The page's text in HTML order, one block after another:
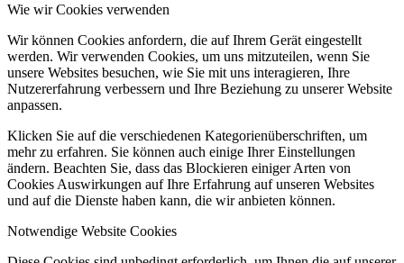
Wie wir Cookies verwenden
Wir können Cookies anfordern, die auf Ihrem Gerät eingestellt
werden. Wir verwenden Cookies, um uns mitzuteilen, wenn Sie
unsere Websites besuchen, wie Sie mit uns interagieren, Ihre
Nutzererfahrung verbessern und Ihre Beziehung zu unserer Website
anpassen.
Klicken Sie auf die verschiedenen Kategorienüberschriften, um
mehr zu erfahren. Sie können auch einige Ihrer Einstellungen
ändern. Beachten Sie, dass das Blockieren einiger Arten von
Cookies Auswirkungen auf Ihre Erfahrung auf unseren Websites
und auf die Dienste haben kann, die wir anbieten können.
Notwendige Website Cookies